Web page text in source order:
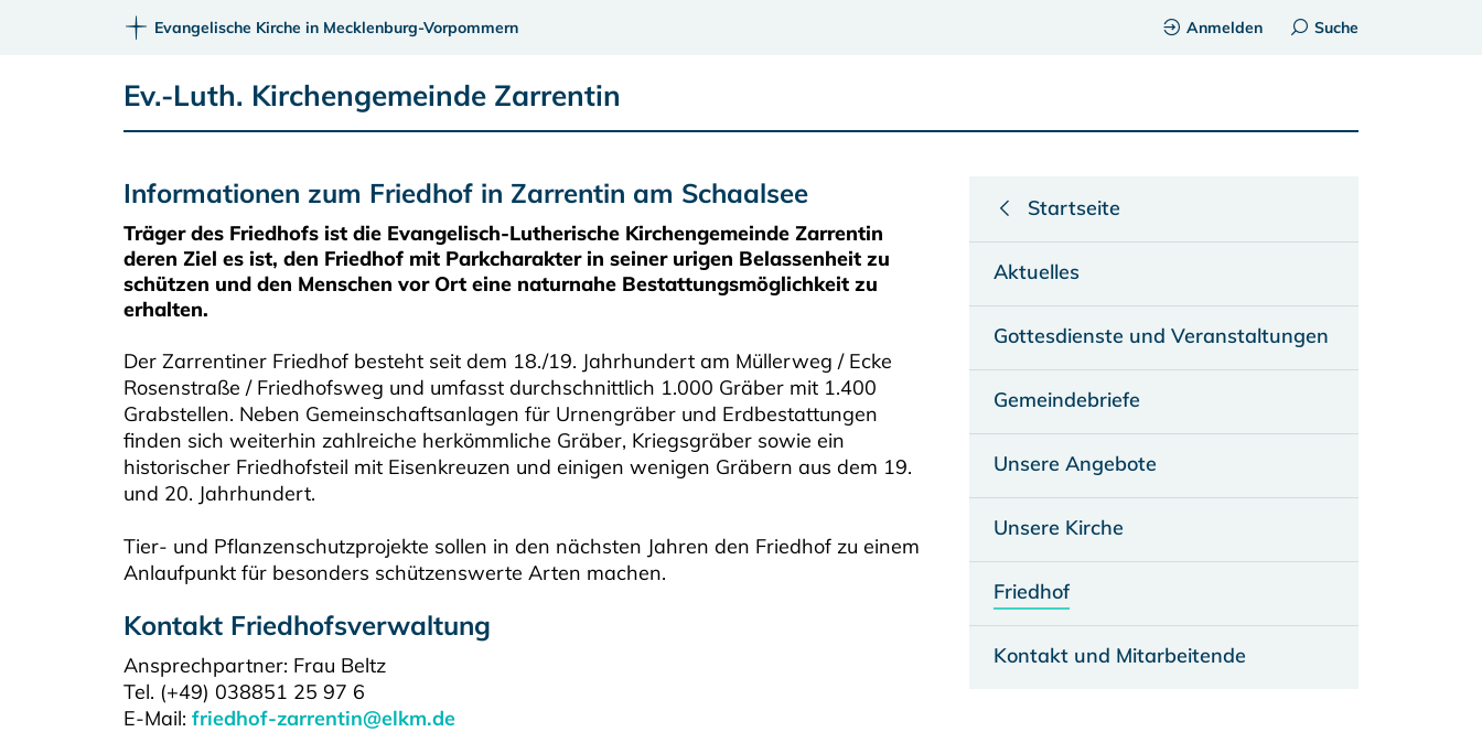
Evangelische Kirche in Mecklenburg-Vorpommern Anmelden Suche
Ev.-Luth. Kirchengemeinde Zarrentin
Informationen zum Friedhof in Zarrentin am Schaalsee
Träger des Friedhofs ist die Evangelisch-Lutherische Kirchengemeinde Zarrentin
deren Ziel es ist, den Friedhof mit Parkcharakter in seiner urigen Belassenheit zu
schützen und den Menschen vor Ort eine naturnahe Bestattungsmöglichkeit zu
erhalten.
Der Zarrentiner Friedhof besteht seit dem 18./19. Jahrhundert am Müllerweg / Ecke
Rosenstraße / Friedhofsweg und umfasst durchschnittlich 1.000 Gräber mit 1.400
Grabstellen. Neben Gemeinschaftsanlagen für Urnengräber und Erdbestattungen
finden sich weiterhin zahlreiche herkömmliche Gräber, Kriegsgräber sowie ein
historischer Friedhofsteil mit Eisenkreuzen und einigen wenigen Gräbern aus dem 19.
und 20. Jahrhundert.
Tier- und Pflanzenschutzprojekte sollen in den nächsten Jahren den Friedhof zu einem
Anlaufpunkt für besonders schützenswerte Arten machen.
Kontakt Friedhofsverwaltung
Ansprechpartner: Frau Beltz
Tel. (+49) 038851 25 97 6
E-Mail: friedhof-zarrentin@elkm.de
Startseite
Aktuelles
Gottesdienste und Veranstaltungen
Gemeindebriefe
Unsere Angebote
Unsere Kirche
Friedhof
Kontakt und Mitarbeitende